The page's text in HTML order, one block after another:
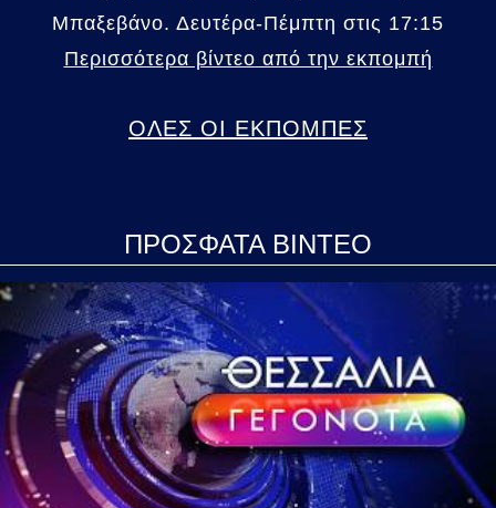
Μπαξεβάνο. Δευτέρα-Πέμπτη στις 17:15
Περισσότερα βίντεο από την εκπομπή
ΟΛΕΣ ΟΙ ΕΚΠΟΜΠΕΣ
ΠΡΟΣΦΑΤΑ ΒΙΝΤΕΟ